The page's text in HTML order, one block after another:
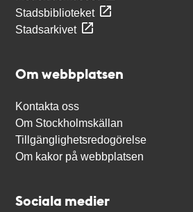
Stadsbiblioteket
Stadsarkivet
Om webbplatsen
Kontakta oss
Om Stockholmskällan
Tillgänglighetsredogörelse
Om kakor på webbplatsen
Sociala medier